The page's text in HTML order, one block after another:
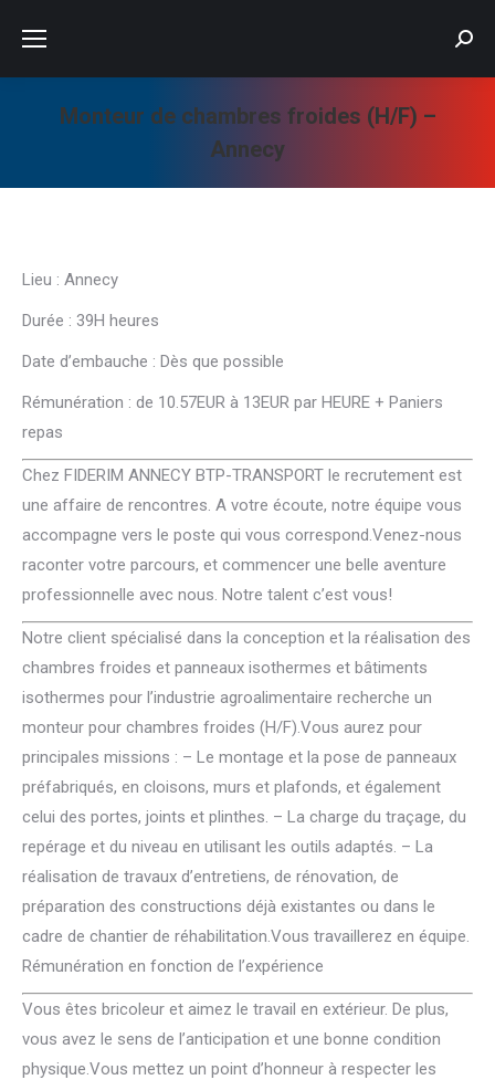
Monteur de chambres froides (H/F) –
Annecy
Lieu : Annecy
Durée : 39H heures
Date d’embauche : Dès que possible
Rémunération : de 10.57EUR à 13EUR par HEURE + Paniers
repas
Chez FIDERIM ANNECY BTP-TRANSPORT le recrutement est
une affaire de rencontres. A votre écoute, notre équipe vous
accompagne vers le poste qui vous correspond.Venez-nous
raconter votre parcours, et commencer une belle aventure
professionnelle avec nous. Notre talent c’est vous!
Notre client spécialisé dans la conception et la réalisation des
chambres froides et panneaux isothermes et bâtiments
isothermes pour l’industrie agroalimentaire recherche un
monteur pour chambres froides (H/F).Vous aurez pour
principales missions : – Le montage et la pose de panneaux
préfabriqués, en cloisons, murs et plafonds, et également
celui des portes, joints et plinthes. – La charge du traçage, du
repérage et du niveau en utilisant les outils adaptés. – La
réalisation de travaux d’entretiens, de rénovation, de
préparation des constructions déjà existantes ou dans le
cadre de chantier de réhabilitation.Vous travaillerez en équipe.
Rémunération en fonction de l’expérience
Vous êtes bricoleur et aimez le travail en extérieur. De plus,
vous avez le sens de l’anticipation et une bonne condition
physique.Vous mettez un point d’honneur à respecter les